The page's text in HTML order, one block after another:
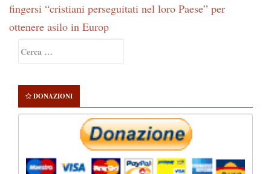
fingersi “cristiani perseguitati nel loro Paese” per
ottenere asilo in Europ
Sidebar
per:
DONAZIONI